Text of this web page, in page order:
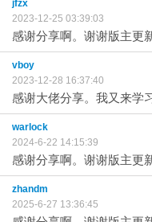
jfzx
2023-12-25 03:39:03
感谢分享啊。谢谢版主更
vboy
2023-12-28 16:37:40
感谢大佬分享。我又来学
warlock
2024-6-22 14:15:39
感谢分享啊。谢谢版主更
zhandm
2025-6-27 13:36:45